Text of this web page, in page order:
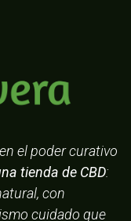
el poder curativo
tienda de CBD:
con
cuidado que